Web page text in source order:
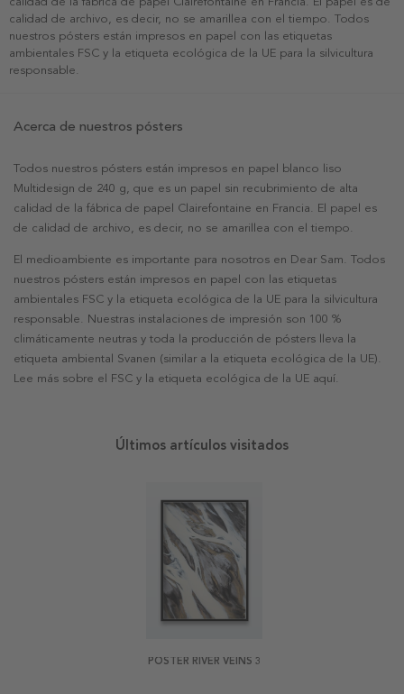
calidad de archivo, es decir, no se amarillea con el tiempo. Todos
nuestros pósters están impresos en papel con las etiquetas
ambientales FSC y la etiqueta ecológica de la UE para la silvicultura
responsable.
Acerca de nuestros pósters
Todos nuestros pósters están impresos en papel blanco liso
Multidesign de 240 g, que es un papel sin recubrimiento de alta
calidad de la fábrica de papel Clairefontaine en Francia. El papel es
de calidad de archivo, es decir, no se amarillea con el tiempo.
El medioambiente es importante para nosotros en Dear Sam. Todos
nuestros pósters están impresos en papel con las etiquetas
ambientales FSC y la etiqueta ecológica de la UE para la silvicultura
responsable. Nuestras instalaciones de impresión son 100 %
climáticamente neutras y toda la producción de pósters lleva la
etiqueta ambiental Svanen (similar a la etiqueta ecológica de la UE).
Lee más sobre el FSC y la etiqueta ecológica de la UE aquí.
Últimos artículos visitados
POSTER RIVER VEINS 3